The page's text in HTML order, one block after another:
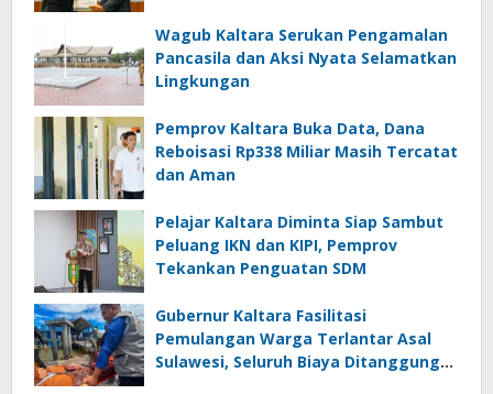
Wagub Kaltara Serukan Pengamalan
Pancasila dan Aksi Nyata Selamatkan
Lingkungan
Pemprov Kaltara Buka Data, Dana
Reboisasi Rp338 Miliar Masih Tercatat
dan Aman
Pelajar Kaltara Diminta Siap Sambut
Peluang IKN dan KIPI, Pemprov
Tekankan Penguatan SDM
Gubernur Kaltara Fasilitasi
Pemulangan Warga Terlantar Asal
Sulawesi, Seluruh Biaya Ditanggung